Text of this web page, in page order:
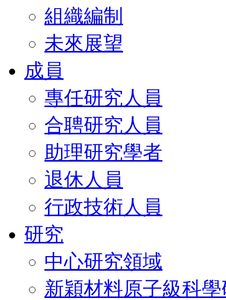
組織編制
未來展望
成員
專任研究人員
合聘研究人員
助理研究學者
退休人員
行政技術人員
研究
中心研究領域
新穎材料原子級科